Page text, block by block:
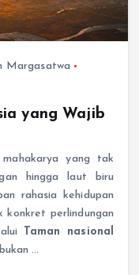
Margasatwa
yang Wajib
yang tak
hingga laut biru
rahasia kehidupan
konkret perlindungan
Taman nasional
…